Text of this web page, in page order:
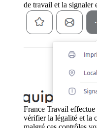
de travail et la signaler
France Travail
vérifier la légalité et la